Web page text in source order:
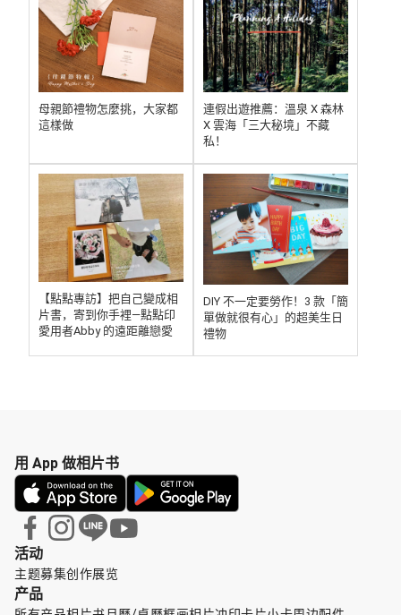
母親節禮物怎麼挑，大家都
這樣做
連假出遊推薦：溫泉 X 森林
X 雲海「三大秘境」不藏
私！
【點點專訪】把自己變成相
片書，寄到你手裡—點點印
愛用者Abby 的遠距離戀愛
DIY 不一定要勞作！3 款「簡
單做就很有心」的超美生日
禮物
活动
主题募集创作展览
产品
用 App 做相片书